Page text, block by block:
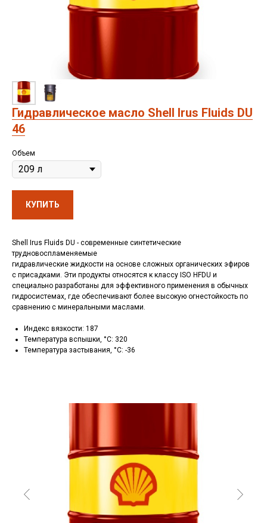
Гидравлическое масло Shell Irus Fluids DU
46
Объем
КУПИТЬ
Shell Irus Fluids DU - современные синтетические
трудновоспламеняемые
гидравлические жидкости на основе сложных органических эфиров
с присадками. Эти продукты относятся к классу ISO HFDU и
специально разработаны для эффективного применения в обычных
гидросистемах, где обеспечивают более высокую огнестойкость по
сравнению с минеральными маслами.
Индекс вязкости: 187
Температура вспышки, °C: 320
Температура застывания, °C: -36